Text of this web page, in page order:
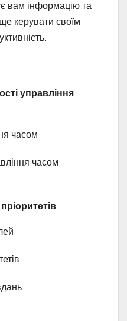
вам інформацію та
керувати своїм
управління
часом
часом